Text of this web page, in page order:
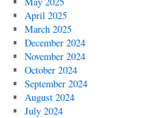
April 2025
March 2025
December 2024
November 2024
October 2024
September 2024
August 2024
July 2024